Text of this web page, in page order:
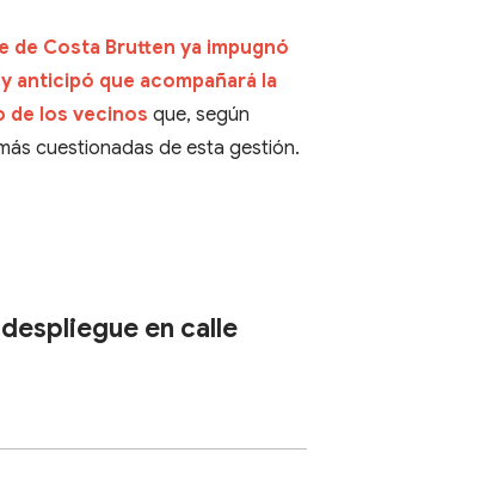
de Costa Brutten ya impugnó
anticipó que acompañará la
de los vecinosque, según
cuestionadas de esta gestión.
en calle